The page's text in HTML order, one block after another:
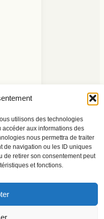
utilisons des technologies
aux informations des
nous permettra de traiter
de navigation ou les ID uniques
de retirer son consentement peut
et fonctions.